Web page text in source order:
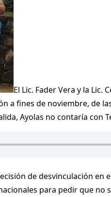
El Lic. Fader Vera y la Lic.
a fines de noviembre, de
Ayolas no contaría con
de desvinculación en
para pedir que no